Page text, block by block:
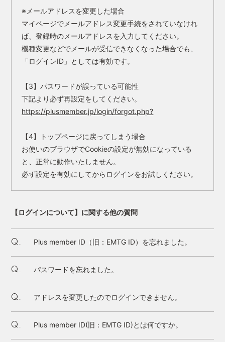
※メールアドレスを変更した場合
マイページでメールアドレス変更手続をされていなけれ
ば、登録時のメールアドレスを入力してください。
機種変更などでメールが受信できなくなった場合でも、
「ログインID」としては有効です。
【3】パスワードが誤っている可能性
下記より必ず再設定をしてください。
https://plusmember.jp/login/forgot.php?
【4】トップページに戻ってしまう場合
お使いのブラウザでCookieの設定が無効になっている
と、正常に動作いたしません。
必ず設定を有効にしてからログインをお試しください。
【ログインについて】に関する他の質問
Q. Plus member ID（旧：EMTG ID）を忘れました。
Q. パスワードを忘れました。
Q. アドレスを変更したのでログインできません。
Q. Plus member ID(旧：EMTG ID)とは何ですか。